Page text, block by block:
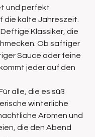
und perfekt
die kalte Jahreszeit.
Klassiker, die
Ob saftiger
Sauce oder feine
jeder auf den
alle, die es süß
winterliche
Aromen und
die den Abend